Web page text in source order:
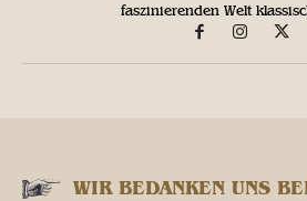
faszinierenden Welt
WIR BEDANKEN UNS